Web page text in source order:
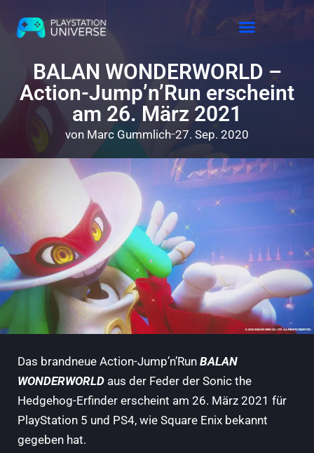
BALAN WONDERWORLD –
Action-Jump’n’Run erscheint
am 26. März 2021
von Marc Gummlich 27. Sep. 2020
Das brandneue Action-Jump’n’Run BALAN
WONDERWORLD aus der Feder der Sonic the
Hedgehog-Erfinder erscheint am 26. März 2021 für
PlayStation 5 und PS4, wie Square Enix bekannt
gegeben hat.